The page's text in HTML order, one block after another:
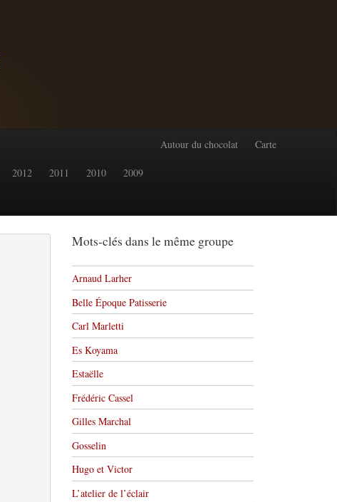
2012 2011 2010 2009
Autour du chocolat Carte
Mots-clés dans le même groupe
Arnaud Larher
Belle Époque Patisserie
Carl Marletti
Es Koyama
Estaëlle
Frédéric Cassel
Gilles Marchal
Gosselin
Hugo et Victor
L’atelier de l’éclair